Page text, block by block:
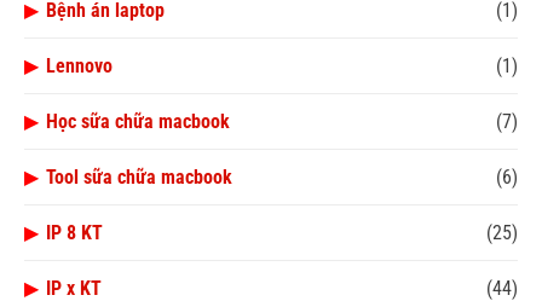
▶ Bệnh án laptop (1)
▶ Lennovo (1)
▶ Học sữa chữa macbook (7)
▶ Tool sữa chữa macbook (6)
▶ IP 8 KT (25)
▶ IP x KT (44)